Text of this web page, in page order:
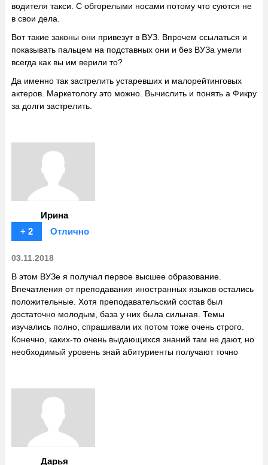
водителя такси. С обгорелыми носами потому что суются не
в свои дела.
Вот такие законы они привезут в ВУЗ. Впрочем ссылаться и
показывать пальцем на подставных они и без ВУЗа умели
всегда как вы им верили то?
Да именно так застрелить устаревших и малорейтинговых
актеров. Маркетологу это можно. Вычислить и понять а Фикру
за долги застрелить.
Ирина
+ 2
Отлично
03.11.2018
В этом ВУЗе я получал первое высшее образование.
Впечатления от преподавания иностранных языков остались
положительные. Хотя преподавательский состав был
достаточно молодым, база у них была сильная. Темы
изучались полно, спрашивали их потом тоже очень строго.
Конечно, каких-то очень выдающихся знаний там не дают, но
необходимый уровень знай абитуриенты получают точно
Дарья